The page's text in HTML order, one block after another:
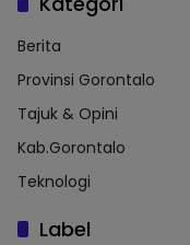
Berita
Provinsi Gorontalo
Tajuk & Opini
Kab.Gorontalo
Teknologi
Label